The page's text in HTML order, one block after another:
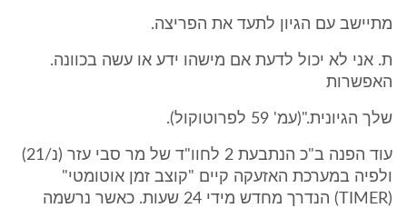
מתיישב עם הגיון לתעד את הפריצה.
ת. אני לא יכול לדעת אם מישהו ידע או עשה בכוונה.
האפשרות
שלך הגיונית."(עמ' 59 לפרוטוקול).
עוד הפנה ב"כ הנתבעת 2 לחוו"ד של מר סבי עזר (נ/21)
ולפיה במערכת האזעקה קיים "קוצב זמן אוטומטי"
(TIMER) הנדרך מחדש מידי 24 שעות. כאשר נרשמה